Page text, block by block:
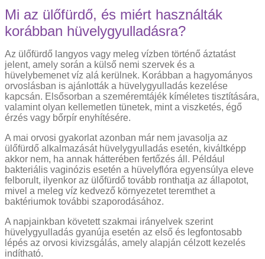
Mi az ülőfürdő, és miért használták
korábban hüvelygyulladásra?
Az ülőfürdő langyos vagy meleg vízben történő áztatást
jelent, amely során a külső nemi szervek és a
hüvelybemenet víz alá kerülnek. Korábban a hagyományos
orvoslásban is ajánlották a hüvelygyulladás kezelése
kapcsán. Elsősorban a szeméremtájék kíméletes tisztítására,
valamint olyan kellemetlen tünetek, mint a viszketés, égő
érzés vagy bőrpír enyhítésére.
A mai orvosi gyakorlat azonban már nem javasolja az
ülőfürdő alkalmazását hüvelygyulladás esetén, kiváltképp
akkor nem, ha annak hátterében fertőzés áll. Például
bakteriális vaginózis esetén a hüvelyflóra egyensúlya eleve
felborult, ilyenkor az ülőfürdő tovább ronthatja az állapotot,
mivel a meleg víz kedvező környezetet teremthet a
baktériumok további szaporodásához.
A napjainkban követett szakmai irányelvek szerint
hüvelygyulladás gyanúja esetén az első és legfontosabb
lépés az orvosi kivizsgálás, amely alapján célzott kezelés
indítható.